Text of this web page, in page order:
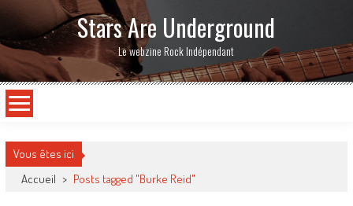
Stars Are Underground
Le webzine Rock Indépendant
Vous êtes ici
Accueil > Posts tagged "Burke Reid"